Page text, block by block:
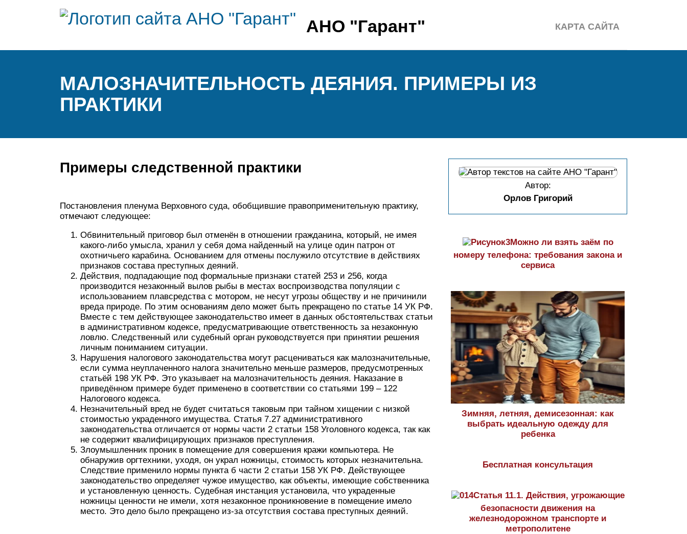
АНО "Гарант" КАРТА САЙТА
МАЛОЗНАЧИТЕЛЬНОСТЬ ДЕЯНИЯ. ПРИМЕРЫ ИЗ
ПРАКТИКИ
Примеры следственной практики
Постановления пленума Верховного суда, обобщившие правоприменительную практику,
отмечают следующее:
Обвинительный приговор был отменён в отношении гражданина, который, не имея
какого-либо умысла, хранил у себя дома найденный на улице один патрон от
охотничьего карабина. Основанием для отмены послужило отсутствие в действиях
признаков состава преступных деяний.
Действия, подпадающие под формальные признаки статей 253 и 256, когда
производится незаконный вылов рыбы в местах воспроизводства популяции с
использованием плавсредства с мотором, не несут угрозы обществу и не причинили
вреда природе. По этим основаниям дело может быть прекращено по статье 14 УК РФ.
Вместе с тем действующее законодательство имеет в данных обстоятельствах статьи
в административном кодексе, предусматривающие ответственность за незаконную
ловлю. Следственный или судебный орган руководствуется при принятии решения
личным пониманием ситуации.
Нарушения налогового законодательства могут расцениваться как малозначительные,
если сумма неуплаченного налога значительно меньше размеров, предусмотренных
статьёй 198 УК РФ. Это указывает на малозначительность деяния. Наказание в
приведённом примере будет применено в соответствии со статьями 199 – 122
Налогового кодекса.
Незначительный вред не будет считаться таковым при тайном хищении с низкой
стоимостью украденного имущества. Статья 7.27 административного
законодательства отличается от нормы части 2 статьи 158 Уголовного кодекса, так как
не содержит квалифицирующих признаков преступления.
Злоумышленник проник в помещение для совершения кражи компьютера. Не
обнаружив оргтехники, уходя, он украл ножницы, стоимость которых незначительна.
Следствие применило нормы пункта б части 2 статьи 158 УК РФ. Действующее
законодательство определяет чужое имущество, как объекты, имеющие собственника
и установленную ценность. Судебная инстанция установила, что украденные
ножницы ценности не имели, хотя незаконное проникновение в помещение имело
место. Это дело было прекращено из-за отсутствия состава преступных деяний.
Автор:
Орлов Григорий
Можно ли взять заём по
номеру телефона: требования закона и
сервиса
Зимняя, летняя, демисезонная: как
выбрать идеальную одежду для
ребенка
Бесплатная консультация
Статья 11.1. Действия, угрожающие
безопасности движения на
железнодорожном транспорте и
метрополитене